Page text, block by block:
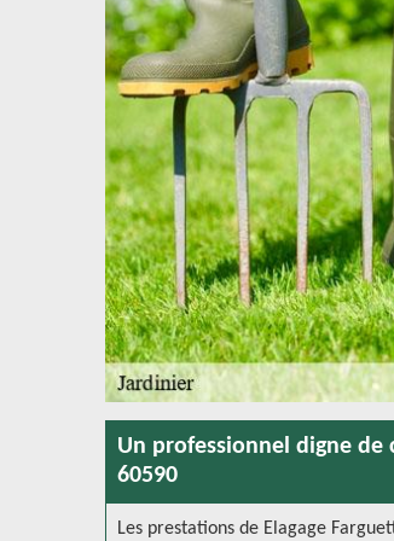
Un professionnel digne de
60590
Les prestations de Elagage